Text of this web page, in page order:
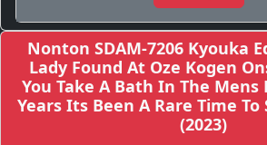
Nonton SDAM-7206 Kyouka
Lady Found At Oze Kogen
You Take A Bath In The
Years Its Been A Rare Time To
(2023)